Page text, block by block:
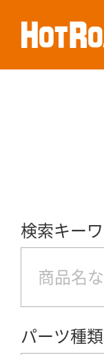
検索キー
パーツ種類